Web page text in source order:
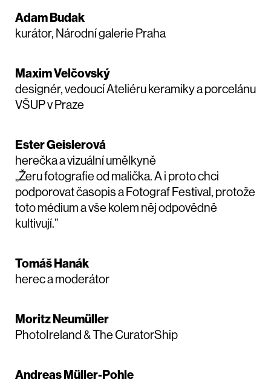
Adam Budak
kurátor, Národní galerie Praha
Maxim Velčovský
designér, vedoucí Ateliéru keramiky a porcelánu
VŠUP v Praze
Ester Geislerová
herečka a vizuální umělkyně
„Žeru fotografie od malička. A i proto chci
podporovat časopis a Fotograf Festival, protože
toto médium a vše kolem něj odpovědně
kultivují.”
Tomáš Hanák
herec a moderátor
Moritz Neumüller
PhotoIreland & The CuratorShip
Andreas Müller-Pohle